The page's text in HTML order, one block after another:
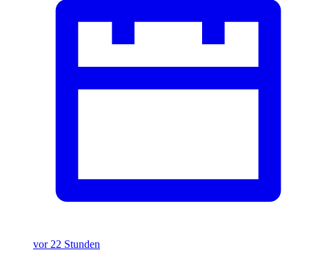
vor 22 Stunden